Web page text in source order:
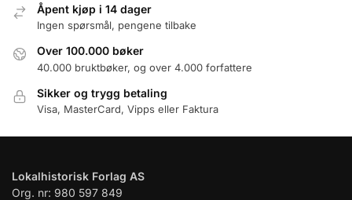
Åpent kjøp i 14 dager
Ingen spørsmål, pengene tilbake
Over 100.000 bøker
40.000 bruktbøker, og over 4.000 forfattere
Sikker og trygg betaling
Visa, MasterCard, Vipps eller Faktura
Lokalhistorisk Forlag AS
Org. nr: 980 597 849